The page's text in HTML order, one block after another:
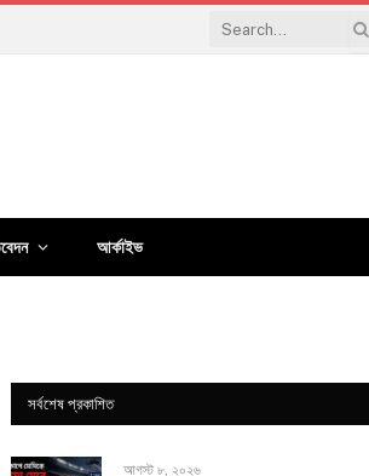
আর্কাইভ
সর্বশেষ প্রকাশিত
আগস্ট ৮, ২০২৬